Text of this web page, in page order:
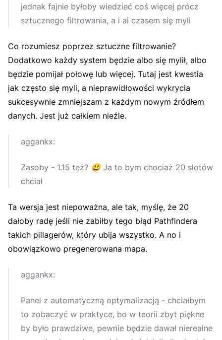
jednak fajnie byłoby wiedzieć coś więcej prócz
sztucznego filtrowania, a i ai czasem się myli
Co rozumiesz poprzez sztuczne filtrowanie?
Dodatkowo każdy system będzie albo się mylił, albo
będzie pomijał połowę lub więcej. Tutaj jest kwestia
jak często się myli, a nieprawidłowości wykrycia
sukcesywnie zmniejszam z każdym nowym źródłem
danych. Jest już całkiem nieźle.
aggankx:
Zasoby - 1.15 też? 😃Ja to bym chociaż 20 slotów
chciał
Ta wersja jest niepoważna, ale tak, myślę, że 20
dałoby radę jeśli nie zabiłby tego błąd Pathfindera
takich pillagerów, który ubija wszystko. A no i
obowiązkowo pregenerowana mapa.
aggankx:
Panel z automatyczną optymalizacją - chciałbym
to zobaczyć w praktyce, bo w teorii zbyt piękne
by było prawdziwe, pewnie będzie dawał nierealne